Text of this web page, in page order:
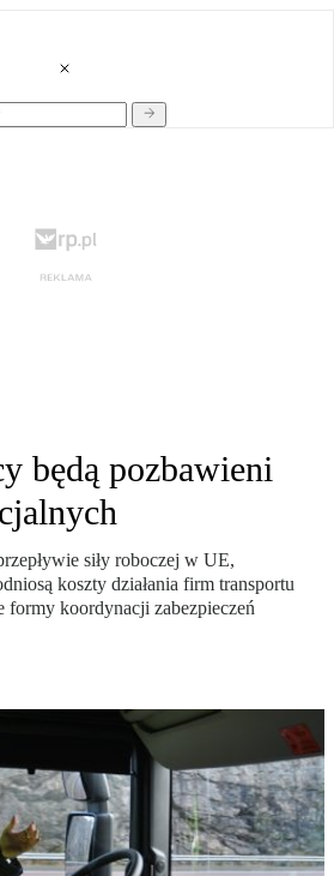
będą pozbawieni
siły roboczej w UE,
koszty działania firm transportu
formy koordynacji zabezpieczeń